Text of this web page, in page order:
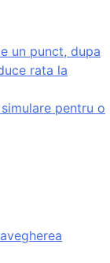
un punct, dupa
rata la
pentru o